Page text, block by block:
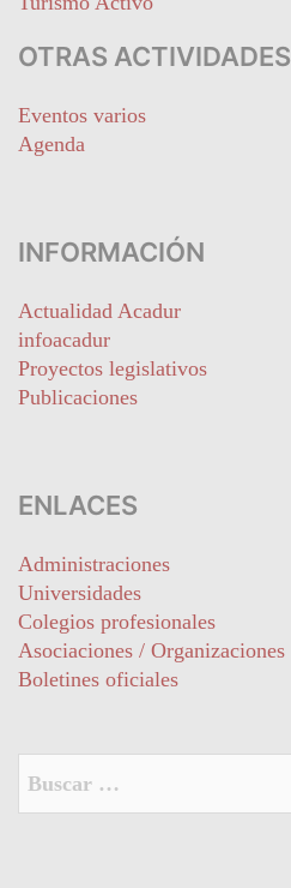
OTRAS ACTIVIDADES
Eventos varios
Agenda
INFORMACIÓN
Actualidad Acadur
infoacadur
Proyectos legislativos
Publicaciones
ENLACES
Administraciones
Universidades
Colegios profesionales
Asociaciones / Organizaciones
Boletines oficiales